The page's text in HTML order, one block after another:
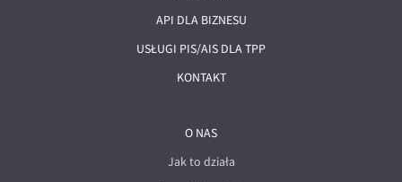
API DLA BIZNESU
USŁUGI PIS/AIS DLA TPP
KONTAKT
O NAS
Jak to działa